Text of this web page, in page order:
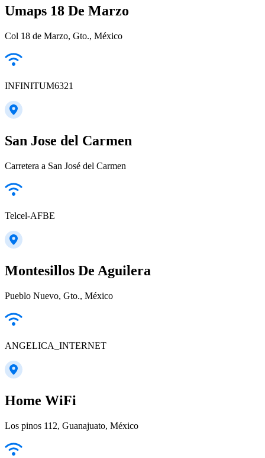
Umaps 18 De Marzo
Col 18 de Marzo, Gto., México
INFINITUM6321
San Jose del Carmen
Carretera a San José del Carmen
Telcel-AFBE
Montesillos De Aguilera
Pueblo Nuevo, Gto., México
ANGELICA_INTERNET
Home WiFi
Los pinos 112, Guanajuato, México